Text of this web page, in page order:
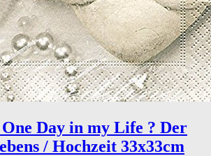
Day in my Life ? Der
/ Hochzeit 33x33cm